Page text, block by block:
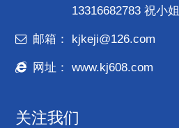
13316682783 祝小姐
邮箱： kjkeji@126.com
网址： www.kj608.com
关注我们